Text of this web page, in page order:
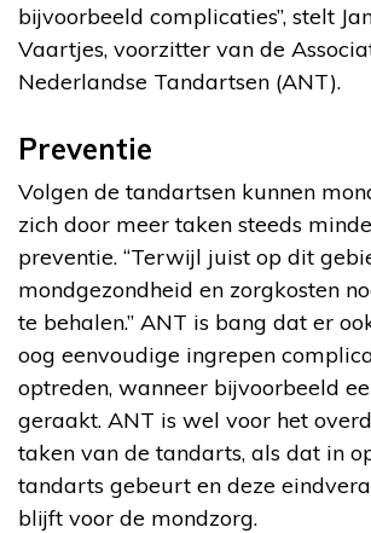
bijvoorbeeld complicaties”, stelt
Vaartjes, voorzitter van de
Nederlandse Tandartsen (ANT).
Preventie
Volgen de tandartsen kunnen
zich door meer taken steeds
preventie. “Terwijl juist op dit
mondgezondheid en zorgkosten
te behalen.” ANT is bang dat er
oog eenvoudige ingrepen
optreden, wanneer bijvoorbeeld
geraakt. ANT is wel voor het
taken van de tandarts, als dat in
tandarts gebeurt en deze
blijft voor de mondzorg.